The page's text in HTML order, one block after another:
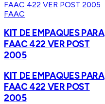
FAAC
KIT DE EMPAQUES PARA
FAAC 422 VER POST
2005
KIT DE EMPAQUES PARA
FAAC 422 VER POST
2005